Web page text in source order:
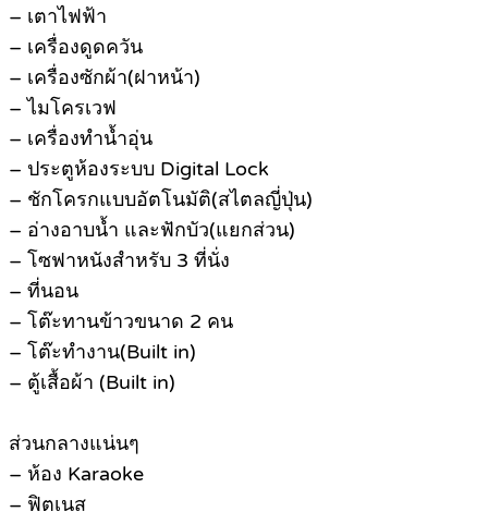
– เตาไฟฟ้า
– เครื่องดูดควัน
– เครื่องซักผ้า(ฝาหน้า)
– ไมโครเวฟ
– เครื่องทำน้ำอุ่น
– ประตูห้องระบบ Digital Lock
– ชักโครกแบบอัตโนมัติ(สไตลญี่ปุ่น)
– อ่างอาบน้ำ และฟักบัว(แยกส่วน)
– โซฟาหนังสำหรับ 3 ที่นั่ง
– ที่นอน
– โต๊ะทานข้าวขนาด 2 คน
– โต๊ะทำงาน(Built in)
– ตู้เสื้อผ้า (Built in)
ส่วนกลางแน่นๆ
– ห้อง Karaoke
– ฟิตเนส